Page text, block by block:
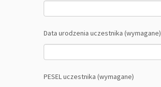
Data urodzenia uczestnika (wymagane)
PESEL uczestnika (wymagane)